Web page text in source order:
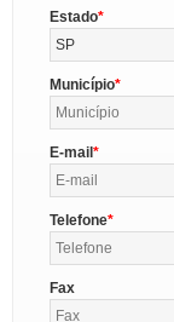
Estado
SP
Município
E-mail
Telefone
Fax